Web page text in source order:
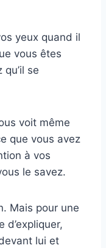
yeux quand il
vous êtes
se
voit même
que vous avez
à vos
le savez.
Mais pour une
d’expliquer,
lui et